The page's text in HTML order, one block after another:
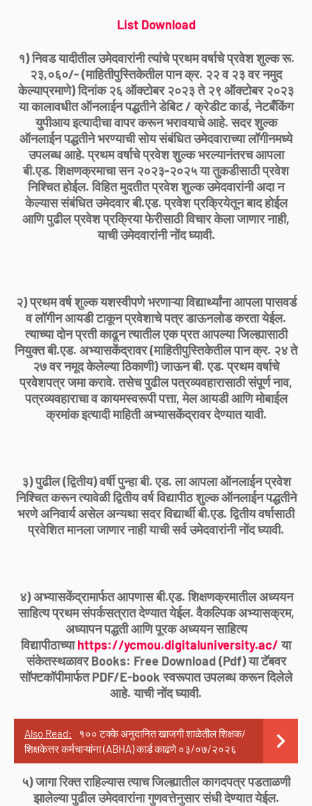
List Download
१) निवड यादीतील उमेदवारांनी त्यांचे प्रथम वर्षाचे प्रवेश शुल्क रू.
२३,०६०/- (माहितीपुस्तिकेतील पान क्र. २२ व २३ वर नमुद
केल्याप्रमाणे) दिनांक २६ ऑक्टोबर २०२३ ते २९ ऑक्टोबर २०२३
या कालावधीत ऑनलाईन पद्धतीने डेबिट / क्रेडीट कार्ड, नेटबँकिंग
युपीआय इत्यादीचा वापर करून भरावयाचे आहे. सदर शुल्क
ऑनलाईन पद्धतीने भरण्याची सोय संबंधित उमेदवाराच्या लॉगीनमध्ये
उपलब्ध आहे. प्रथम वर्षाचे प्रवेश शुल्क भरल्यानंतरच आपला
बी.एड. शिक्षणक्रमाचा सन २०२३-२०२५ या तुकडीसाठी प्रवेश
निश्चित होईल. विहित मुदतीत प्रवेश शुल्क उमेदवारांनी अदा न
केल्यास संबंधित उमेदवार बी.एड. प्रवेश प्रक्रियेतून बाद होईल
आणि पुढील प्रवेश प्रक्रिया फेरीसाठी विचार केला जाणार नाही,
याची उमेदवारांनी नोंद घ्यावी.
२) प्रथम वर्ष शुल्क यशस्वीपणे भरणाऱ्या विद्यार्थ्यांना आपला पासवर्ड
व लॉगीन आयडी टाकून प्रवेशाचे पत्र डाऊनलोड करता येईल.
त्याच्या दोन प्रती काढून त्यातील एक प्रत आपल्या जिल्ह्यासाठी
नियुक्त बी.एड. अभ्यासकेंद्रावर (माहितीपुस्तिकेतील पान क्र. २४ ते
२७ वर नमूद केलेल्या ठिकाणी) जाऊन बी. एड. प्रथम वर्षाचे
प्रवेशपत्र जमा करावे. तसेच पुढील पत्रव्यवहारासाठी संपूर्ण नाव,
पत्रव्यवहाराचा व कायमस्वरूपी पत्ता, मेल आयडी आणि मोबाईल
क्रमांक इत्यादी माहिती अभ्यासकेंद्रावर देण्यात यावी.
३) पुढील (द्वितीय) वर्षी पुन्हा बी. एड. ला आपला ऑनलाईन प्रवेश
निश्चित करून त्यावेळी द्वितीय वर्ष विद्यापीठ शुल्क ऑनलाईन पद्धतीने
भरणे अनिवार्य असेल अन्यथा सदर विद्यार्थी बी.एड. द्वितीय वर्षासाठी
प्रवेशित मानला जाणार नाही याची सर्व उमेदवारांनी नोंद घ्यावी.
४) अभ्यासकेंद्रामार्फत आपणास बी.एड. शिक्षणक्रमातील अध्ययन
साहित्य प्रथम संपर्कसत्रात देण्यात येईल. वैकल्पिक अभ्यासक्रम,
अध्यापन पद्धती आणि पूरक अध्ययन साहित्य
विद्यापीठाच्याhttps://ycmou.digitaluniversity.ac/या
संकेतस्थळावर Books: Free Download (Pdf) या टॅबवर
सॉफ्टकॉपीमार्फत PDF/E-book स्वरूपात उपलब्ध करून दिलेले
आहे. याची नोंद घ्यावी.
Also Read:
१०० टक्के अनुदानित खाजगी शाळेतील शिक्षक/
शिक्षकेत्तर कर्मचाऱ्यांना (ABHA) कार्ड काढणे ०३/०७/२०२६
५) जागा रिक्त राहिल्यास त्याच जिल्ह्यातील कागदपत्र पडताळणी
झालेल्या पुढील उमेदवारांना गुणवत्तेनुसार संधी देण्यात येईल.